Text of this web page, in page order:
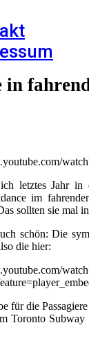
in
letztes Jahr
im
sollten sie mal
schön: Die
die hier:
für die Passagiere
Toronto Subway